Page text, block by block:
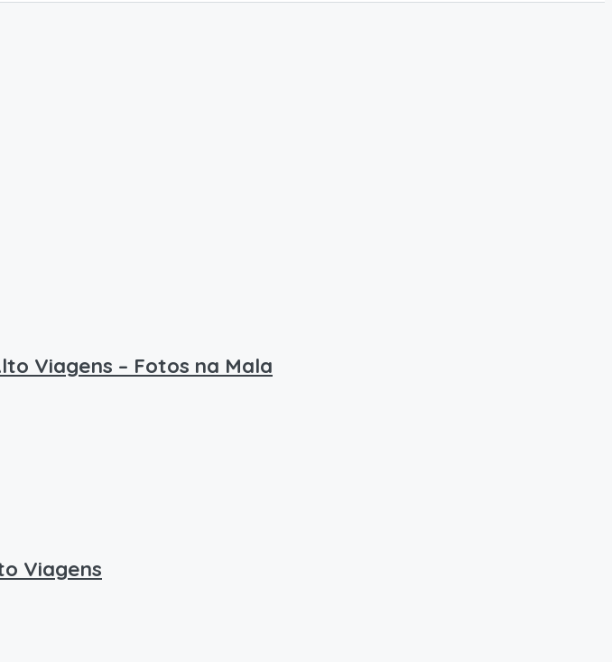
Viagens – Fotos na Mala
Viagens